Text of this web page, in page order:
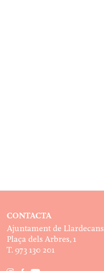
CONTACTA
Ajuntament de Llardecans
Plaça dels Arbres, 1
T. 973 130 201